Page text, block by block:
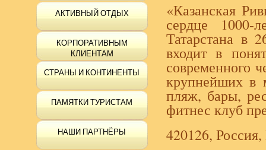
АКТИВНЫЙ ОТДЫХ
КОРПОРАТИВНЫМ
КЛИЕНТАМ
СТРАНЫ И КОНТИНЕНТЫ
ПАМЯТКИ ТУРИСТАМ
НАШИ ПАРТНЁРЫ
«Казанская
сердце 1000-
Татарстана в
входит в
современного
крупнейших в
пляж, бары,
фитнес клуб
420126,